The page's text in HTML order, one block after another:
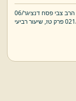
06
021 פרק טז,